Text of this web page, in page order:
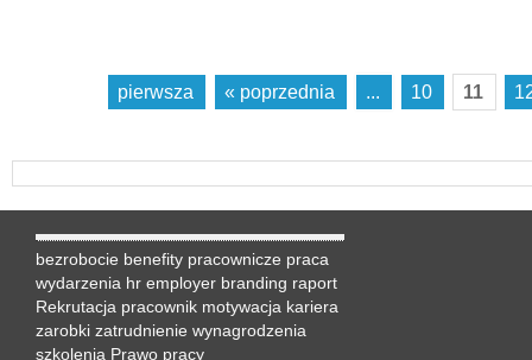
pierwsza « poprzednia ... 10 11
bezrobocie benefity pracownicze praca
wydarzenia hr employer branding raport
Rekrutacja pracownik motywacja kariera
zarobki zatrudnienie wynagrodzenia
szkolenia Prawo pracy